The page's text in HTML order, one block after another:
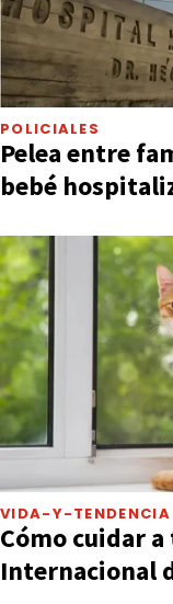
POLICIALES
Pelea entre
bebé
VIDA-Y-TENDENCIA
Cómo cuidar
Internacional